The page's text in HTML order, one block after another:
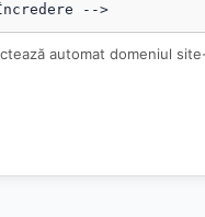
-->
automat domeniul